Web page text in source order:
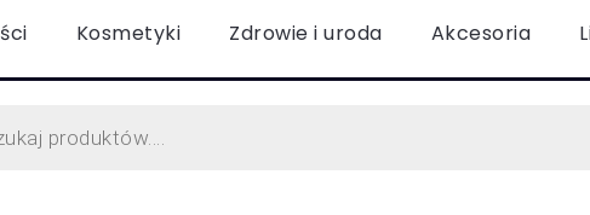
Kosmetyki Zdrowie i uroda Akcesoria